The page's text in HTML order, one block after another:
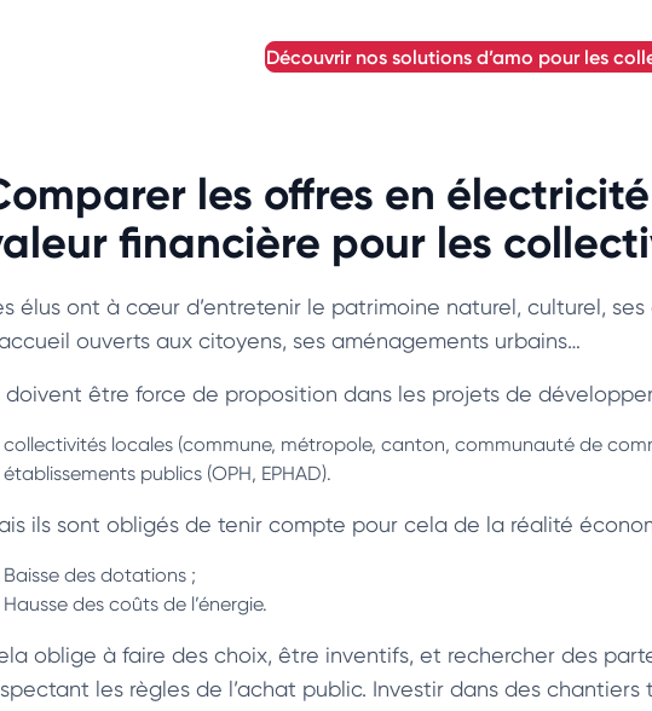
découvrir nos solutions d’amo pour les
les offres en
financière pour les
élus ont à cœur d’entretenir le patrimoine naturel, culturel,
ouverts aux citoyens, ses aménagements urbains…
doivent être force de proposition dans les projets de
collectivités locales (commune, métropole, canton, communauté de
établissements publics (OPH, EPHAD).
ils sont obligés de tenir compte pour cela de la réalité
Baisse des dotations ;
Hausse des coûts de l’énergie.
oblige à faire des choix, être inventifs, et rechercher des
les règles de l’achat public. Investir dans des chantiers